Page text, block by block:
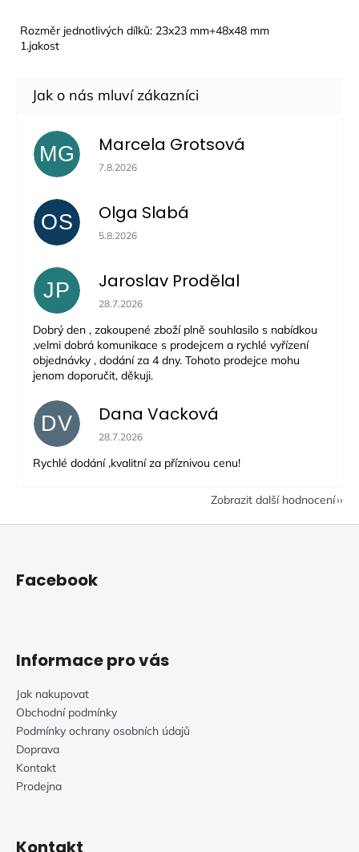
Rozměr jednotlivých dílků: 23x23 mm+48x48 mm
1.jakost
MG Marcela Grotsová
Hodnocení obchodu je 5 z 5 hvězdiček.
7.8.2026
OS Olga Slabá
Hodnocení obchodu je 5 z 5 hvězdiček.
5.8.2026
JP Jaroslav Prodělal
Hodnocení obchodu je 5 z 5 hvězdiček.
28.7.2026
Dobrý den , zakoupené zboží plně souhlasilo s nabídkou
,velmi dobrá komunikace s prodejcem a rychlé vyřízení
objednávky , dodání za 4 dny. Tohoto prodejce mohu
jenom doporučit, děkuji.
DV Dana Vacková
Hodnocení obchodu je 5 z 5 hvězdiček.
28.7.2026
Rychlé dodání ,kvalitní za příznivou cenu!
Zobrazit další hodnocení
Z
Facebook
Informace pro vás
Jak nakupovat
Obchodní podmínky
Podmínky ochrany osobních údajů
Doprava
Kontakt
Prodejna
Kontakt